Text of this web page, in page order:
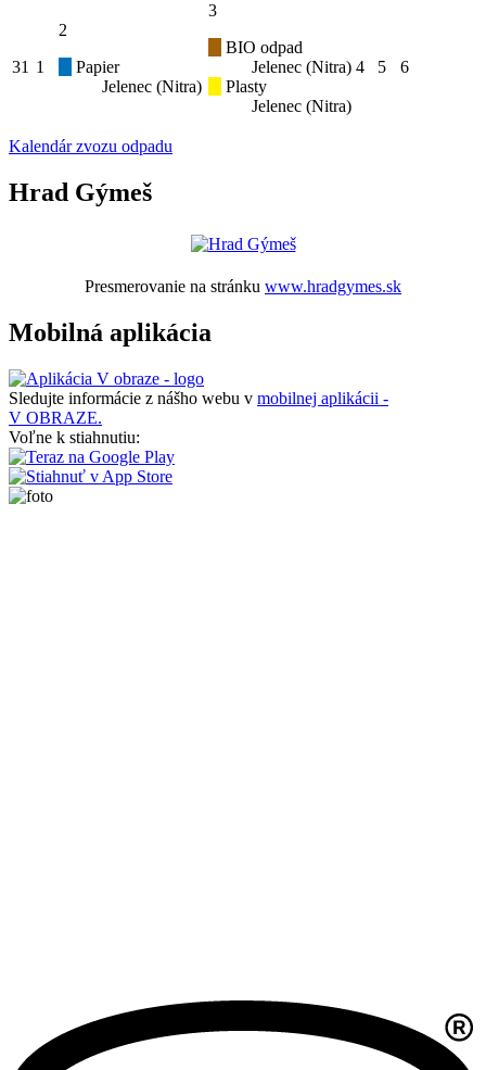
31 1
2
Papier
Jelenec (Nitra)
3
BIO odpad
Jelenec (Nitra)
Plasty
Jelenec (Nitra)
4 5 6
Kalendár zvozu odpadu
Hrad Gýmeš
Presmerovanie na stránku www.hradgymes.sk
Mobilná aplikácia
Sledujte informácie z nášho webu v mobilnej aplikácii -
V OBRAZE.
Voľne k stiahnutiu: